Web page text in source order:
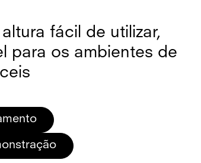
fácil de utilizar,
para os ambientes de